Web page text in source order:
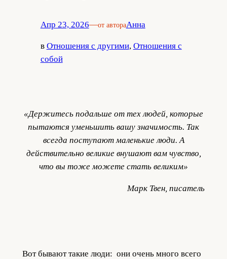
Апр 23, 2026—от автораАнна
в Отношения с другими, Отношения с
собой
«Держитесь подальше от тех людей, которые
пытаются уменьшить вашу значимость. Так
всегда поступают маленькие люди. А
действительно великие внушают вам чувство,
что вы тоже можете стать великим»
Марк Твен, писатель
Вот бывают такие люди: они очень много всего